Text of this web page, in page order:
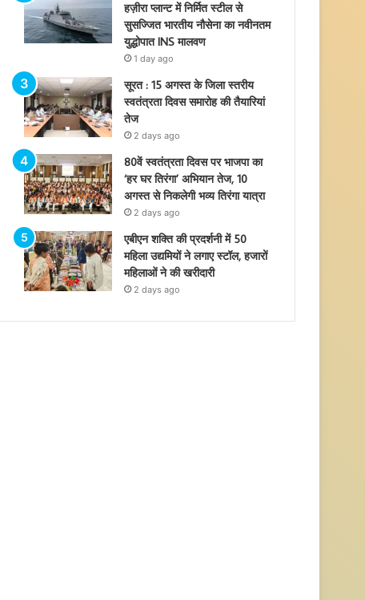
हज़ीरा प्लान्ट में निर्मित स्टील से
सुसज्जित भारतीय नौसेना का नवीनतम
युद्धोपात INS मालवण
1 day ago
सूरत : 15 अगस्त के जिला स्तरीय
स्वतंत्रता दिवस समारोह की तैयारियां
तेज
2 days ago
80वें स्वतंत्रता दिवस पर भाजपा का
‘हर घर तिरंगा’ अभियान तेज, 10
अगस्त से निकलेगी भव्य तिरंगा यात्रा
2 days ago
एबीएन शक्ति की प्रदर्शनी में 50
महिला उद्यमियों ने लगाए स्टॉल, हजारों
महिलाओं ने की खरीदारी
2 days ago